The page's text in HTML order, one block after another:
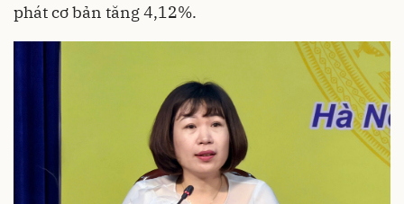
phát cơ bản tăng 4,12%.